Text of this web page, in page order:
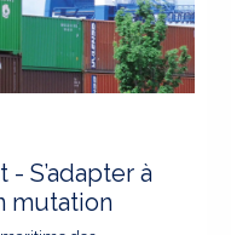
S’adapter à
mutation